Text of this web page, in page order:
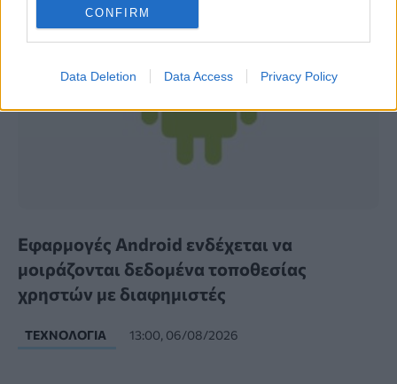
CONFIRM
Data Deletion Data Access Privacy Policy
Εφαρμογές Android ενδέχεται να
μοιράζονται δεδομένα τοποθεσίας
χρηστών με διαφημιστές
ΤΕΧΝΟΛΟΓΊΑ 13:00, 06/08/2026